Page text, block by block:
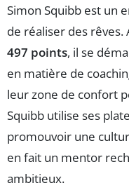
Simon Squibb est un
de réaliser des rêves.
497 points, il se
en matière de
leur zone de confort
Squibb utilise ses
promouvoir une
en fait un mentor
ambitieux.